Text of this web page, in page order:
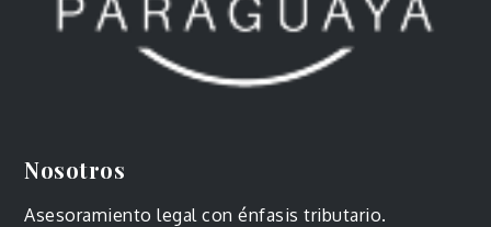
Nosotros
Asesoramiento legal con énfasis tributario.